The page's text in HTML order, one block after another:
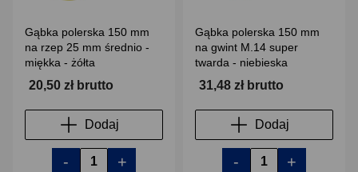
Gąbka polerska 150 mm
na rzep 25 mm średnio -
miękka - żółta
20,50 zł brutto
Dodaj
- +
Gąbka polerska 150 mm
na gwint M.14 super
twarda - niebieska
31,48 zł brutto
Dodaj
- +